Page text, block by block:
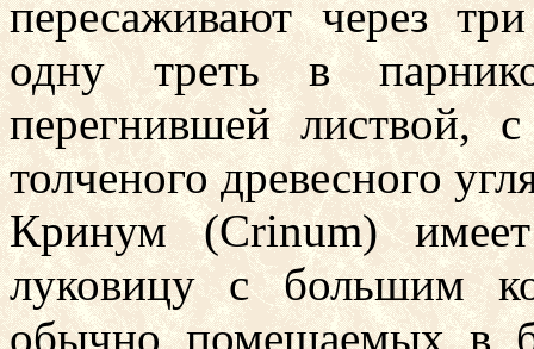
пересаживают через
одну треть в
перегнившей листвой,
толченого древесного
Кринум (Crinum)
луковицу с большим
обычно помещаемых в